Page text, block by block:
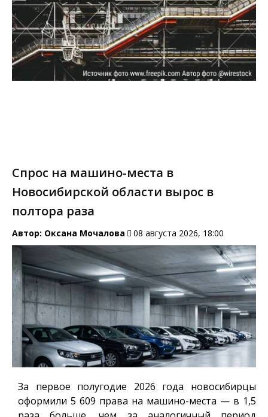
Спрос на машино-места в
Новосибирской области вырос в
полтора раза
Автор: Оксана Мочалова 08 августа 2026, 18:00
За первое полугодие 2026 года новосибирцы
оформили 5 609 права на машино-места — в 1,5